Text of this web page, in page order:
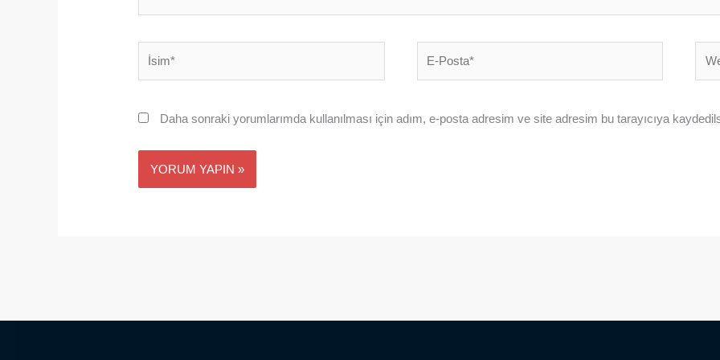
Posta*
Daha sonraki yorumlarımda kullanılması için adım, e-posta adresim ve site adresim bu tarayıcıya